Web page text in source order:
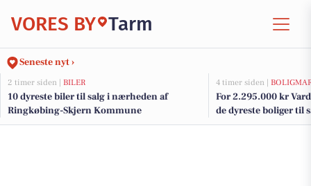
VORES BY Tarm
Seneste nyt ›
2 timer siden | BILER
10 dyreste biler til salg i nærheden af
Ringkøbing-Skjern Kommune
4 timer siden |
For 2.295.000 kr
de dyreste boliger til